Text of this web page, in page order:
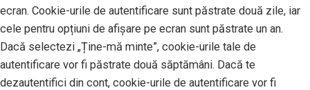
ecran. Cookie-urile de autentificare sunt păstrate două zile, iar
cele pentru opțiuni de afișare pe ecran sunt păstrate un an.
Dacă selectezi „Ține-mă minte”, cookie-urile tale de
autentificare vor fi păstrate două săptămâni. Dacă te
dezautentifici din cont, cookie-urile de autentificare vor fi